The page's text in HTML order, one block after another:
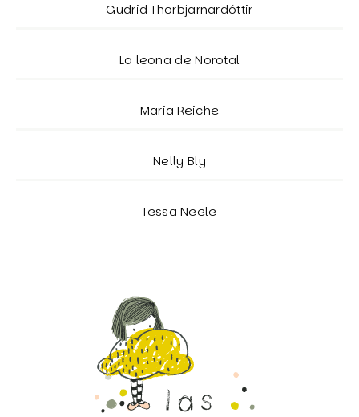
Gudrid Thorbjarnardóttir
La leona de Norotal
Maria Reiche
Nelly Bly
Tessa Neele